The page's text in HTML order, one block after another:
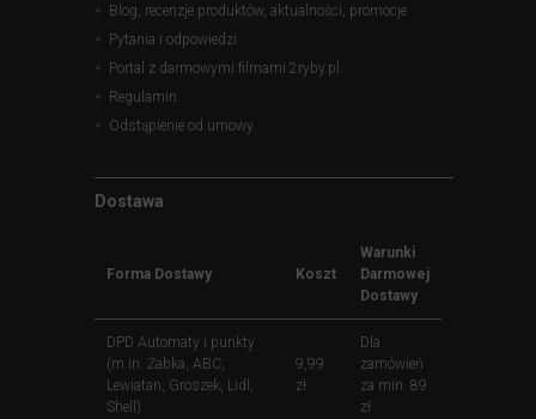
Blog, recenzje produktów, aktualności, promocje
Pytania i odpowiedzi
Portal z darmowymi filmami 2ryby.pl
Regulamin
Odstąpienie od umowy
Dostawa
Forma Dostawy Koszt
Warunki
Darmowej
Dostawy
DPD Automaty i punkty
(m.in. Żabka, ABC,
Lewiatan, Groszek, Lidl,
Shell)
9,99
zł
Dla
zamówień
za min. 89
zł